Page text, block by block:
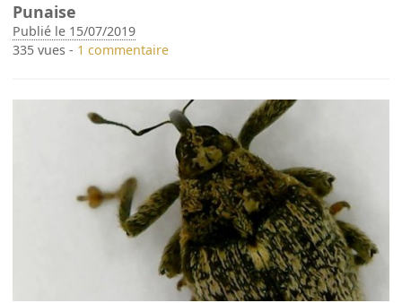
Punaise
Publié le 15/07/2019
335 vues - 1 commentaire